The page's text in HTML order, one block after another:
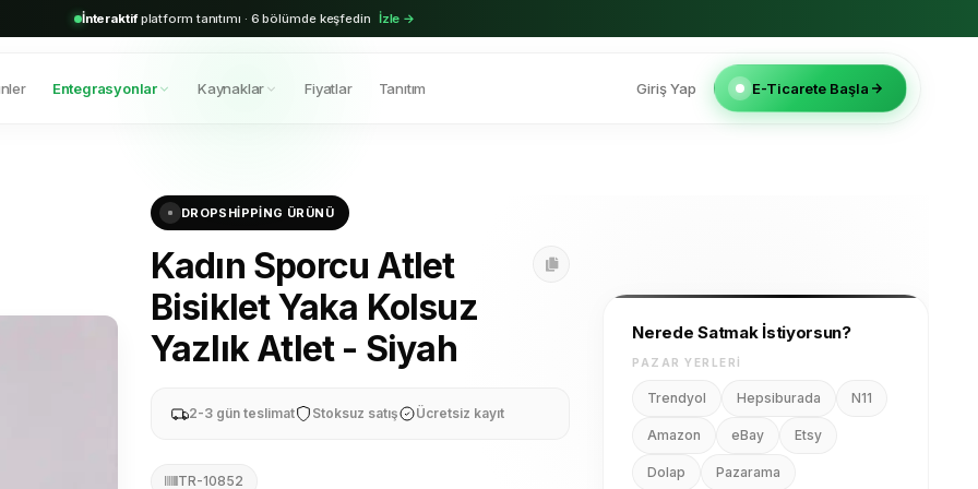
aktif bayi · Shopify & Trendyol entegrasyonu hazır Hemen başla →
Entegrasyonlar Kaynaklar Fiyatlar Tanıtım Giriş Yap E-Ticarete Başla
DROPSHIPPING ÜRÜNÜ
Kadın Sporcu Atlet
Bisiklet Yaka Kolsuz
Yazlık Atlet - Siyah
2-3 gün teslimat Stoksuz satış Ücretsiz kayıt
TR-10852
Nerede Satmak İstiyorsun?
PAZAR YERLERI
Trendyol Hepsiburada N11
Amazon eBay Etsy
Dolap Pazarama